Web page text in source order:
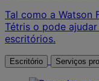
Tal como a Watson
Tétris o pode
escritórios.
Escritório Serviços